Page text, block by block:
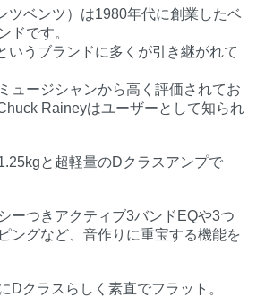
ツベンツ）は1980年代に創業したベ
ドです。
いうブランドに多くが引き継がれて
ュージシャンから高く評価されてお
Raineyはユーザーとして知られ
と超軽量のDクラスアンプで
ーつきアクティブ3バンドEQや3つ
ングなど、音作りに重宝する機能を
Dクラスらしく素直でフラット。